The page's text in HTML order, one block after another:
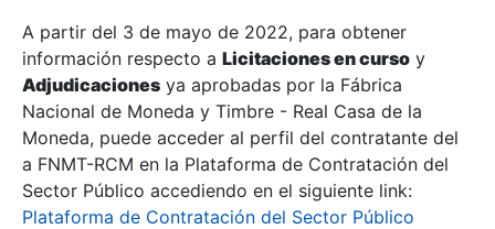
Show/Hide
Show/Hide
A partir del 3 de mayo de 2022, para obtener
información respecto a Licitaciones en curso y
Adjudicaciones ya aprobadas por la Fábrica
Nacional de Moneda y Timbre - Real Casa de la
Moneda, puede acceder al perfil del contratante del
a FNMT-RCM en la Plataforma de Contratación del
Sector Público accediendo en el siguiente link:
Plataforma de Contratación del Sector Público